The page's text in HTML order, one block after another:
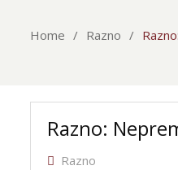
Home Razno
Razno:
Razno